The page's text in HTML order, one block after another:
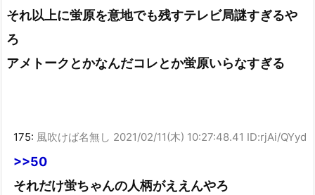
それ以上に蛍原を意地でも残すテレビ局謎すぎるや
ろ
アメトークとかなんだコレとか蛍原いらなすぎる
175: 風吹けば名無し 2021/02/11(木) 10:27:48.41 ID:rjAi/QYyd
>>50
それだけ蛍ちゃんの人柄がええんやろ